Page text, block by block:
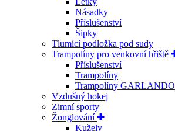
Násadky
Příslušenství
Šipky
Tlumící podložka pod sudy
Trampolíny pro venkovní hřiště
Příslušenství
Trampolíny
Trampolíny GARLANDO
Vzdušný hokej
Zimní sporty
Žonglování
Kužely